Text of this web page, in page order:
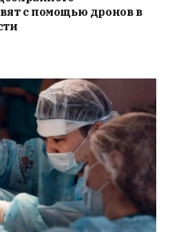
с помощью дронов в